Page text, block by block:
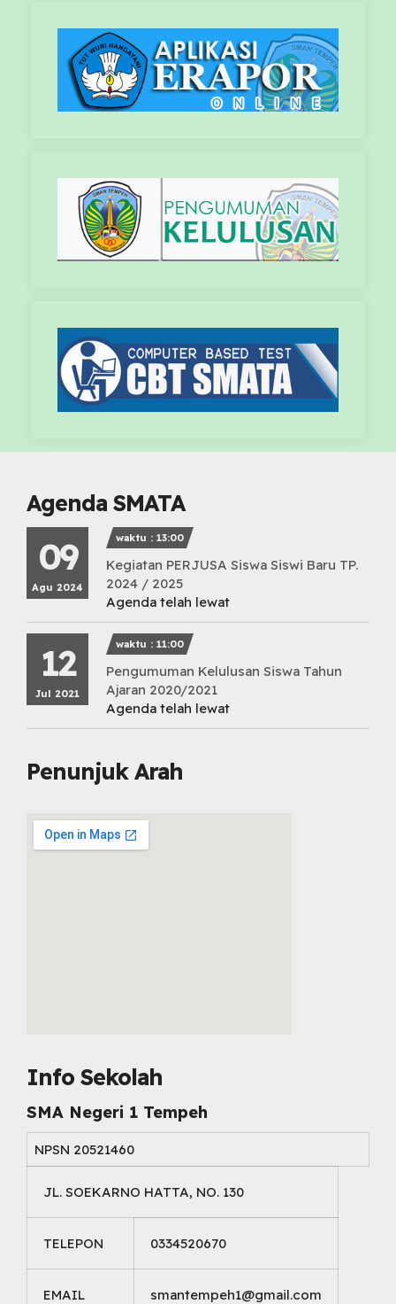
Agenda SMATA
09
Agu 2024
waktu : 13:00
Kegiatan PERJUSA Siswa Siswi Baru TP.
2024 / 2025
Agenda telah lewat
12
Jul 2021
waktu : 11:00
Pengumuman Kelulusan Siswa Tahun
Ajaran 2020/2021
Agenda telah lewat
Penunjuk Arah
Info Sekolah
SMA Negeri 1 Tempeh
NPSN 20521460
JL. SOEKARNO HATTA, NO. 130
TELEPON 0334520670
EMAIL smantempeh1@gmail.com